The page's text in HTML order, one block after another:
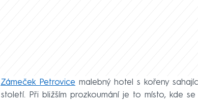
Zámeček Petrovice malebný hotel s kořeny
Při bližším prozkoumání je to místo, kde